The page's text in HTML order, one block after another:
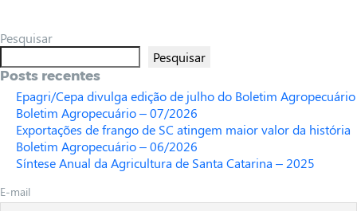
Pesquisar
Pesquisar
Posts recentes
Epagri/Cepa divulga edição de julho do Boletim Agropecuário
Boletim Agropecuário – 07/2026
Exportações de frango de SC atingem maior valor da história
Boletim Agropecuário – 06/2026
Síntese Anual da Agricultura de Santa Catarina – 2025
E-mail